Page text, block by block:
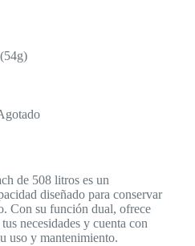
de 508 litros es un
diseñado para conservar
Con su función dual, ofrece
necesidades y cuenta con
uso y mantenimiento.